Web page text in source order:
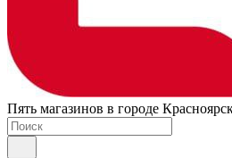
Пять магазинов в городе